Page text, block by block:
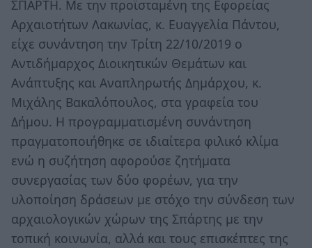
ΣΠΑΡΤΗ. Με την προϊσταμένη της Εφορείας
Αρχαιοτήτων Λακωνίας, κ. Ευαγγελία Πάντου,
είχε συνάντηση την Τρίτη 22/10/2019 ο
Αντιδήμαρχος Διοικητικών Θεμάτων και
Ανάπτυξης και Αναπληρωτής Δημάρχου, κ.
Μιχάλης Βακαλόπουλος, στα γραφεία του
Δήμου. Η προγραμματισμένη συνάντηση
πραγματοποιήθηκε σε ιδιαίτερα φιλικό κλίμα
ενώ η συζήτηση αφορούσε ζητήματα
συνεργασίας των δύο φορέων, για την
υλοποίηση δράσεων με στόχο την σύνδεση των
αρχαιολογικών χώρων της Σπάρτης με την
τοπική κοινωνία, αλλά και τους επισκέπτες της